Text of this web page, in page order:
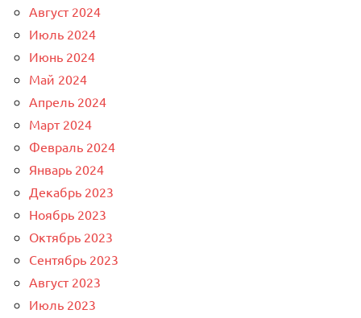
Август 2024
Июль 2024
Июнь 2024
Май 2024
Апрель 2024
Март 2024
Февраль 2024
Январь 2024
Декабрь 2023
Ноябрь 2023
Октябрь 2023
Сентябрь 2023
Август 2023
Июль 2023